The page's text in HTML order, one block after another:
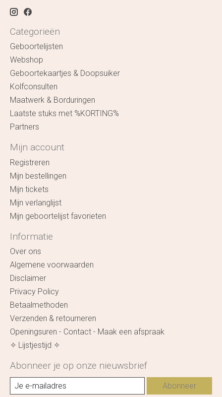
Categorieën
Geboortelijsten
Webshop
Geboortekaartjes & Doopsuiker
Kolfconsulten
Maatwerk & Borduringen
Laatste stuks met %KORTING%
Partners
Mijn account
Registreren
Mijn bestellingen
Mijn tickets
Mijn verlanglijst
Mijn geboortelijst favorieten
Informatie
Over ons
Algemene voorwaarden
Disclaimer
Privacy Policy
Betaalmethoden
Verzenden & retourneren
Openingsuren - Contact - Maak een afspraak
✧ Lijstjestijd ✧
Abonneer je op onze nieuwsbrief
Abonneer